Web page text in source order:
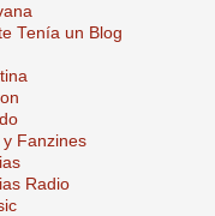
Tenía un Blog
y Fanzines
Radio